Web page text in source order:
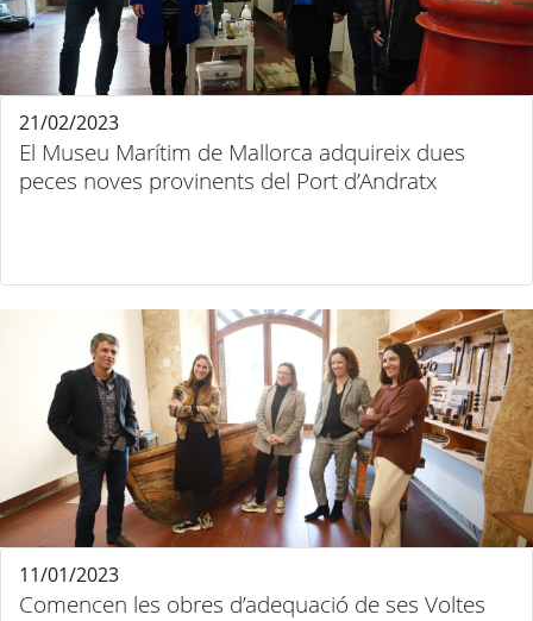
El Museu Marítim de Mallorca adquireix dues
peces noves provinents del Port d’Andratx
21/02/2023
Comencen les obres d’adequació de ses Voltes
11/01/2023